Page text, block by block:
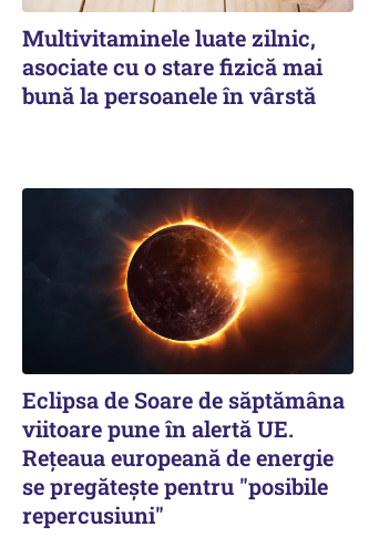
Multivitaminele luate zilnic,
asociate cu o stare fizică mai
bună la persoanele în vârstă
Eclipsa de Soare de săptămâna
viitoare pune în alertă UE.
Rețeaua europeană de energie
se pregătește pentru "posibile
repercusiuni"